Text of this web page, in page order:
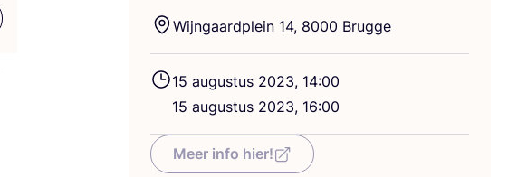
Wijn­gaard­plein 14, 8000 Brugge
15 augus­tus 2023, 14:00
15 augus­tus 2023, 16:00
Meer info hier!